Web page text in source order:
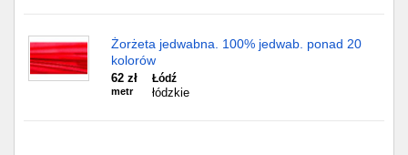
Żorżeta jedwabna. 100% jedwab. ponad 20
kolorów
62 zł
metr
Łódź
łódzkie
Olsztyn